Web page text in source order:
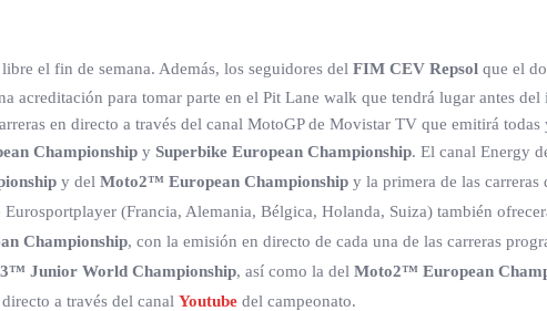
el fin de semana. Además, los seguidores del FIM CEV Repsol que el
acreditación para tomar parte en el Pit Lane walk que tendrá lugar antes del
en directo a través del canal MotoGP de Movistar TV que emitirá
Championship y Superbike European Championship. El canal Energy
y del Moto2™ European Championship y la primera de las carreras
(Francia, Alemania, Bélgica, Holanda, Suiza) también
Championship, con la emisión en directo de cada una de las carreras
Junior World Championship, así como la del Moto2™ European
a través del canal Youtube del campeonato.